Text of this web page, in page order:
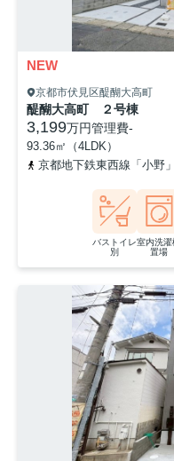
NEW
京都市伏見区醍醐大高町
醍醐大高町 ２号棟
3,199万円管理費-
93.36㎡（4LDK）
京都地下鉄東西線「小野
バストイレ
別
室内洗濯
置場